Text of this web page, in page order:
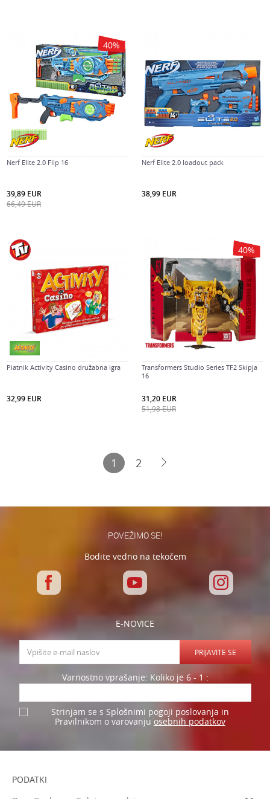
40%
Nerf Elite 2.0 Flip 16
39,89 EUR
66,49EUR
Nerf Elite 2.0 loadout pack
38,99 EUR
Piatnik Activity Casino družabna igra
32,99 EUR
40%
Transformers Studio Series TF2 Skipja
16
31,20 EUR
51,98EUR
1 2
POVEŽIMO SE!
Bodite vedno na tekočem
E-NOVICE
PRIJAVITE SE
Varnostno vprašanje: Koliko je 6 - 1 :
Strinjam se s Splošnimi pogoji poslovanja in
Pravilnikom o varovanju osebnih podatkov
PODATKI